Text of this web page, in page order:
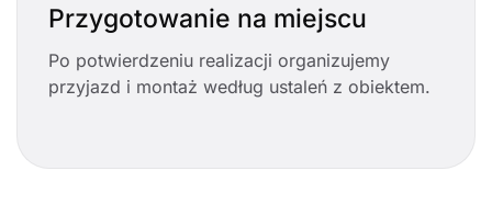
Przygotowanie na miejscu
Po potwierdzeniu realizacji organizujemy
przyjazd i montaż według ustaleń z obiektem.